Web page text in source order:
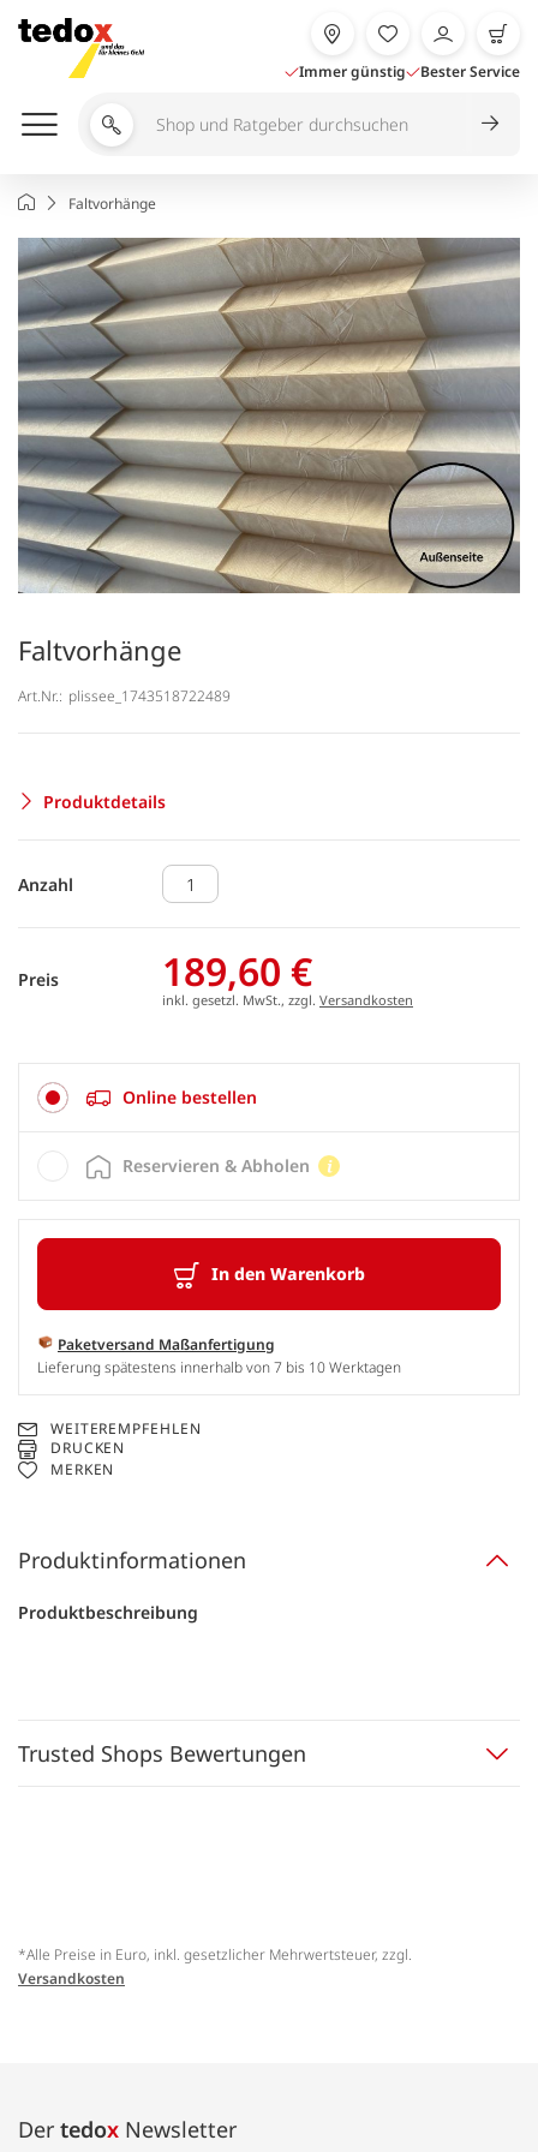
Inhalt
springen
Immer günstig Bester Service
Shop
durchsuchen
StartseiteFaltvorhänge
Faltvorhänge
Art.Nr.: plissee_1743518722489
Produktdetails
Anzahl
Preis 189,60 €
inkl. gesetzl. MwSt., zzgl. Versandkosten
Online bestellen
In den Warenkorb
Paketversand Maßanfertigung
Lieferung spätestens innerhalb von 7 bis 10 Werktagen
Reservieren & Abholen
WEITEREMPFEHLEN
DRUCKEN
MERKEN
Produktinformationen
Produktbeschreibung
Trusted Shops Bewertungen
*Alle Preise in Euro, inkl. gesetzlicher Mehrwertsteuer, zzgl.
Versandkosten
Der tedox Newsletter